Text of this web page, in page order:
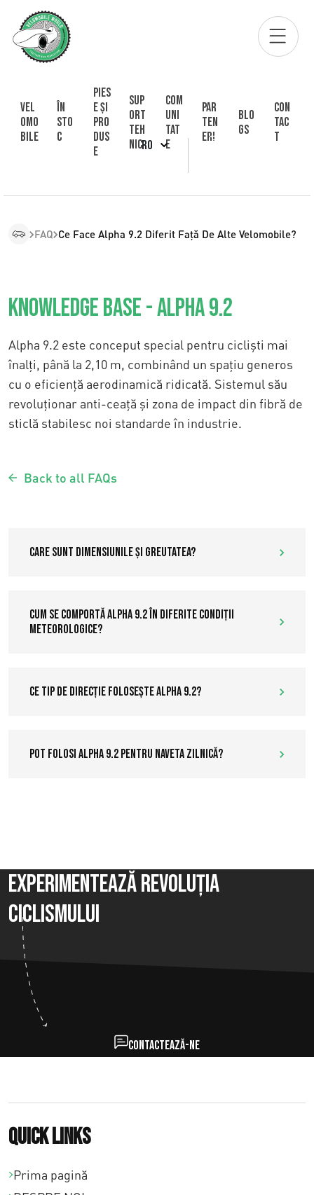
Vel
omo
bile
În
sto
c
Pies
e și
pro
dus
e
Sup
ort
Teh
nic
Com
uni
tat
e
Par
ten
eri
Blo
gs
Con
tac
t
RO
FAQ Ce Face Alpha 9.2 Diferit Față De Alte Velomobile?
Knowledge Base - Alpha 9.2
Alpha 9.2 este conceput special pentru cicliști mai
înalți, până la 2,10 m, combinând un spațiu generos
cu o eficiență aerodinamică ridicată. Sistemul său
revoluționar anti-ceață și zona de impact din fibră de
sticlă stabilesc noi standarde în industrie.
Back to all FAQs
Care sunt dimensiunile și greutatea?
Cum se comportă Alpha 9.2 în diferite condiții
meteorologice?
Ce tip de direcție folosește Alpha 9.2?
Pot folosi Alpha 9.2 pentru naveta zilnică?
Experimentează revoluția
ciclismului
Contactează-ne
Quick links
Prima pagină